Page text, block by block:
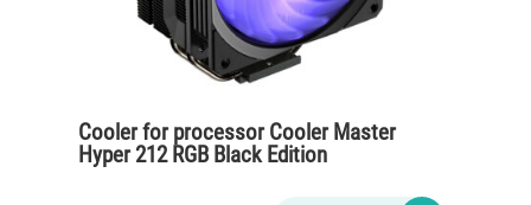
Cooler for processor Cooler Master
Hyper 212 RGB Black Edition